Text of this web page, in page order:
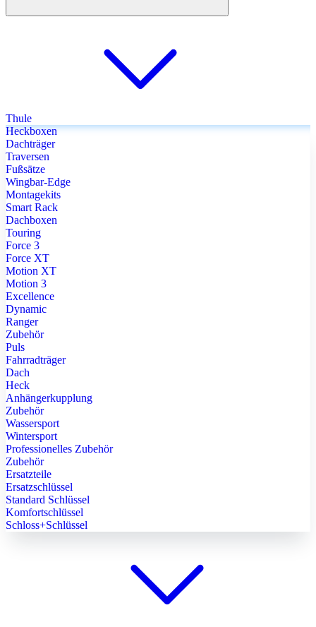
Thule
Heckboxen
Dachträger
Traversen
Fußsätze
Wingbar-Edge
Montagekits
Smart Rack
Dachboxen
Touring
Force 3
Force XT
Motion XT
Motion 3
Excellence
Dynamic
Ranger
Zubehör
Puls
Fahrradträger
Dach
Heck
Anhängerkupplung
Zubehör
Wassersport
Wintersport
Professionelles Zubehör
Zubehör
Ersatzteile
Ersatzschlüssel
Standard Schlüssel
Komfortschlüssel
Schloss+Schlüssel